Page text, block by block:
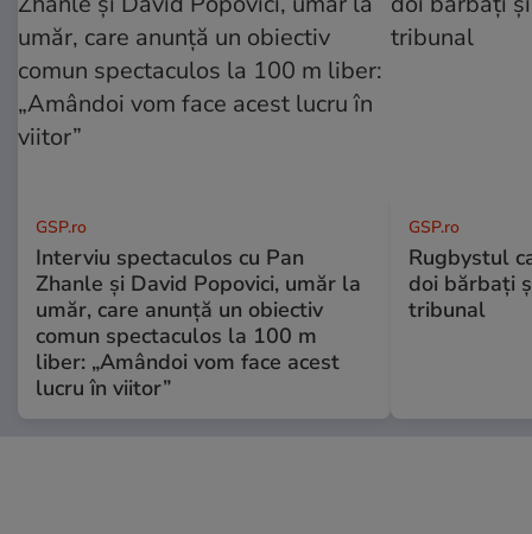
GSP.ro
Interviu spectaculos cu Pan
Zhanle și David Popovici, umăr la
umăr, care anunță un obiectiv
comun spectaculos la 100 m
liber: „Amândoi vom face acest
lucru în viitor”
GSP.ro
Rugbystul
doi bărbați
tribunal